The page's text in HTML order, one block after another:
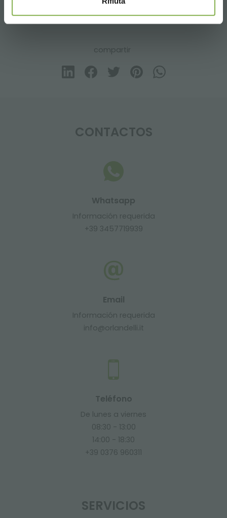
microgreen
compartir
CONTACTOS
Whatsapp
Información requerida
+39 3457719939
Email
Información requerida
info@orlandelli.it
Teléfono
De lunes a viernes
08:30 - 13:00
14:00 - 18:30
+39 0376 960311
SERVICIOS